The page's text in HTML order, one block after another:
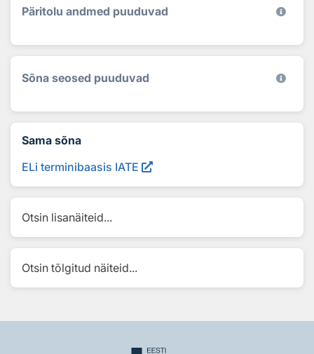
Päritolu andmed puuduvad
Sõna seosed puuduvad
Sama sõna
ELi terminibaasis IATE
Otsin lisanäiteid...
Otsin tõlgitud näiteid...